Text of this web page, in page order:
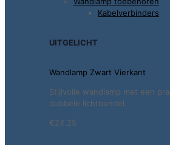
Kabelverbinders
UITGELICHT
Wandlamp Zwart Vierkant
Stijlvolle wandlamp met een
dubbele lichtbundel.
€24.25